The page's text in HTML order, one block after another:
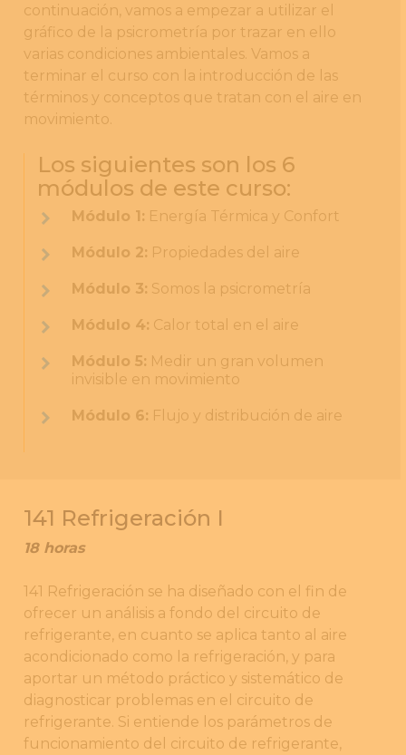
continuación, vamos a empezar a utilizar el
gráfico de la psicrometría por trazar en ello
varias condiciones ambientales. Vamos a
terminar el curso con la introducción de las
términos y conceptos que tratan con el aire en
movimiento.
Los siguientes son los 6
módulos de este curso:
Módulo 1: Energía Térmica y Confort
Módulo 2: Propiedades del aire
Módulo 3: Somos la psicrometría
Módulo 4: Calor total en el aire
Módulo 5: Medir un gran volumen
invisible en movimiento
Módulo 6: Flujo y distribución de aire
141 Refrigeración I
18 horas
141 Refrigeración se ha diseñado con el fin de
ofrecer un análisis a fondo del circuito de
refrigerante, en cuanto se aplica tanto al aire
acondicionado como la refrigeración, y para
aportar un método práctico y sistemático de
diagnosticar problemas en el circuito de
refrigerante. Si entiende los parámetros de
funcionamiento del circuito de refrigerante,